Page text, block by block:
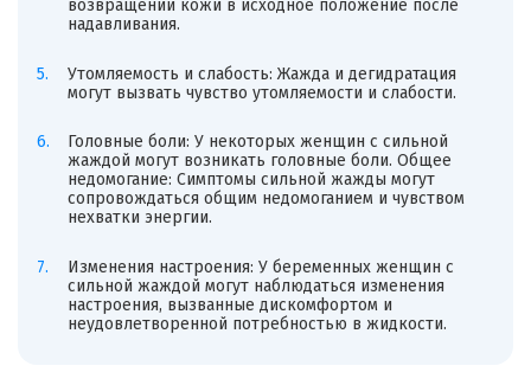
возвращении кожи в исходное положение после
надавливания.
Утомляемость и слабость: Жажда и дегидратация
могут вызвать чувство утомляемости и слабости.
Головные боли: У некоторых женщин с сильной
жаждой могут возникать головные боли. Общее
недомогание: Симптомы сильной жажды могут
сопровождаться общим недомоганием и чувством
нехватки энергии.
Изменения настроения: У беременных женщин с
сильной жаждой могут наблюдаться изменения
настроения, вызванные дискомфортом и
неудовлетворенной потребностью в жидкости.